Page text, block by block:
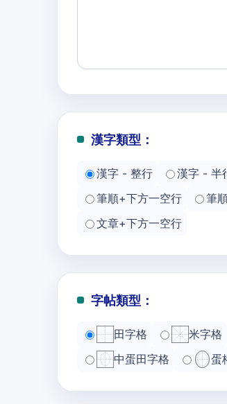
漢字類型：
漢字 - 整行 漢字 - 半
筆順+下方一空行
筆
文章+下方一空行
字帖類型：
田字格 米字格
中蛋田字格
蛋